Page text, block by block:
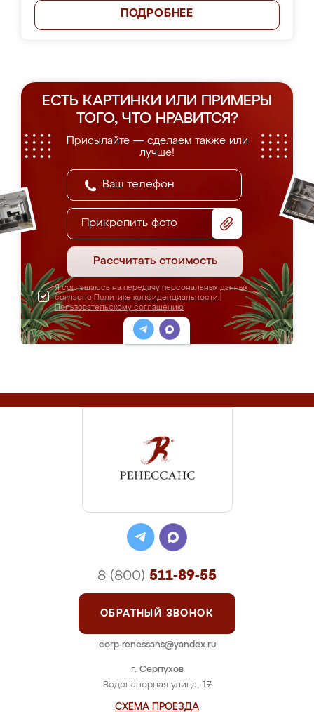
ПОДРОБНЕЕ
ЕСТЬ КАРТИНКИ ИЛИ ПРИМЕРЫ
ТОГО, ЧТО НРАВИТСЯ?
Присылайте — сделаем также или
лучше!
Прикрепить фото
Рассчитать стоимость
Я соглашаюсь на передачу персональных данных
согласно Политике конфиденциальности
Пользовательскому соглашению
г. Серпухов
Водонапорная улица, 17
СХЕМА ПРОЕЗДА
8 (800) 511-89-55
ОБРАТНЫЙ ЗВОНОК
corp-renessans@yandex.ru